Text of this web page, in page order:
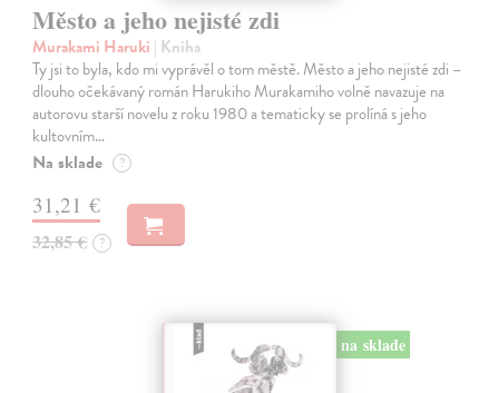
Město a jeho nejisté zdi
Murakami Haruki | Kniha
Ty jsi to byla, kdo mi vyprávěl o tom městě. Město a jeho nejisté zdi –
dlouho očekávaný román Harukiho Murakamiho volně navazuje na
autorovu starší novelu z roku 1980 a tematicky se prolíná s jeho
kultovním…
Na sklade ?
31,21 €
32,85 € ?
na sklade